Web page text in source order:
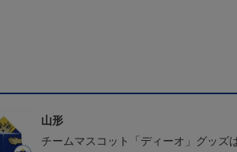
山形
チームマスコット「ディーオ」グッズ